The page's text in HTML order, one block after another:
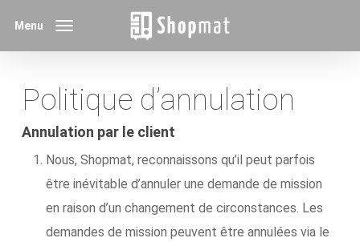
Menu
Politique d’annulation
Annulation par le client
Nous, Shopmat, reconnaissons qu’il peut parfois
être inévitable d’annuler une demande de mission
en raison d’un changement de circonstances. Les
demandes de mission peuvent être annulées via le